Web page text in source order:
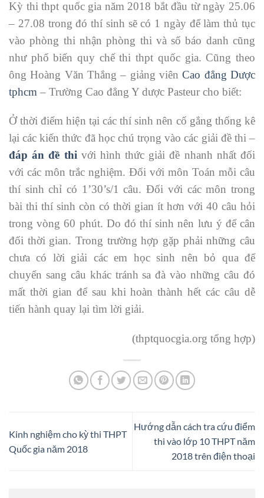
Kỳ thi thpt quốc gia năm 2018 bắt đầu từ ngày 25.06
– 27.08 trong đó thí sinh sẽ có 1 ngày để làm thủ tục
vào phòng thi nhận phòng thi và số báo danh cũng
như phổ biến quy chế thi thpt quốc gia. Cũng theo
ông Hoàng Văn Thắng – giảng viênCao đẳng Dược
tphcm – Trường Cao đẳng Y dược Pasteur cho biết:
Ở thời điểm hiện tại các thí sinh nên cố gắng thống kê
lại các kiến thức đã học chú trọng vào các giải đề thi –
đáp án đề thivới hình thức giải đề nhanh nhất đối
với các môn trắc nghiệm. Đối với môn Toán mỗi câu
thí sinh chỉ có 1’30’s/1 câu. Đối với các môn trong
bài thi thí sinh còn có thời gian ít hơn với 40 câu hỏi
trong vòng 60 phút. Do đó thí sinh nên lưu ý để cân
đối thời gian. Trong trường hợp gặp phải những câu
chưa có lời giải các em học sinh nên bỏ qua để
chuyển sang câu khác tránh sa đà vào những câu đó
mất thời gian để sau khi hoàn thành hết các câu dễ
tiến hành quay lại tìm lời giải.
(thptquocgia.org tổng hợp)
Kinh nghiệm cho kỳ thi THPT
Quốc gia năm 2018
Hướng dẫn cách tra cứu điểm
thi vào lớp 10 THPT năm
2018 trên điện thoại